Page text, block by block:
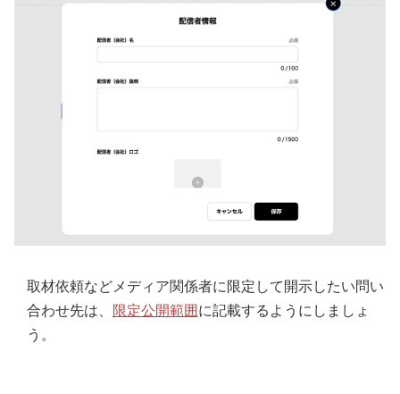
取材依頼などメディア関係者に限定して開示したい問い
合わせ先は、
限定公開範囲 に記載するようにしましょ
う。